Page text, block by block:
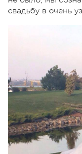
свадьбу в очень